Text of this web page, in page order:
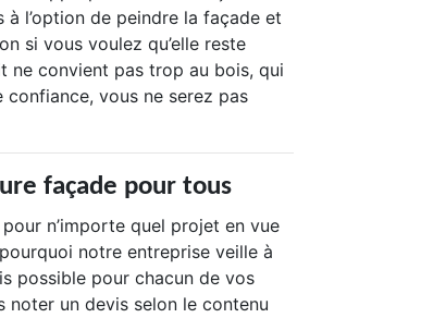
à l’option de peindre la façade et
si vous voulez qu’elle reste
ne convient pas trop au bois, qui
vous ne serez pas
façade pour tous
n’importe quel projet en vue
notre entreprise veille à
possible pour chacun de vos
noter un devis selon le contenu